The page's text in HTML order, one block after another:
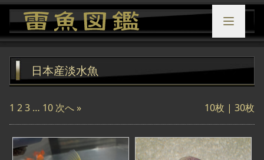
日本産淡水魚
1 23 … 10 次へ » 10枚 | 30枚